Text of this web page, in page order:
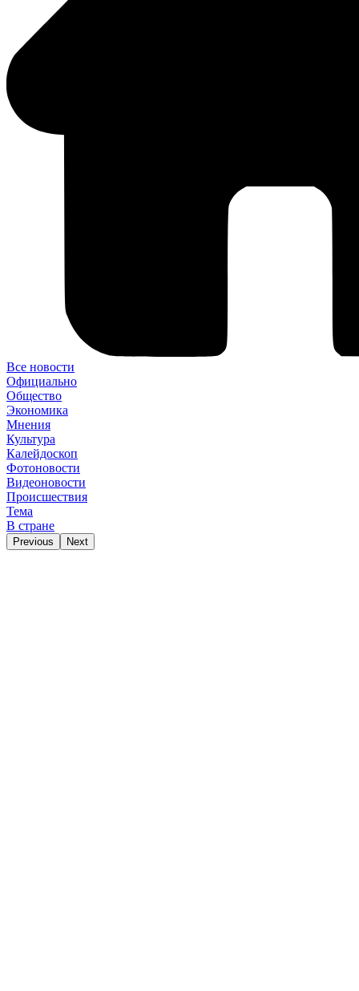
Все новости
Официально
Общество
Экономика
Мнения
Культура
Калейдоскоп
Фотоновости
Видеоновости
Происшествия
Тема
В стране
Previous Next